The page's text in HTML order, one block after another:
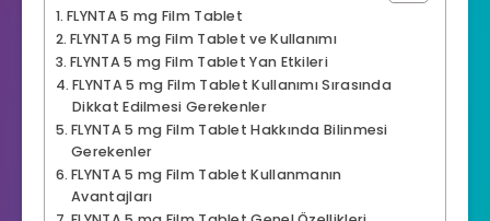
FLYNTA 5 mg Film Tablet
FLYNTA 5 mg Film Tablet ve Kullanımı
FLYNTA 5 mg Film Tablet Yan Etkileri
FLYNTA 5 mg Film Tablet Kullanımı Sırasında
Dikkat Edilmesi Gerekenler
FLYNTA 5 mg Film Tablet Hakkında Bilinmesi
Gerekenler
FLYNTA 5 mg Film Tablet Kullanmanın
Avantajları